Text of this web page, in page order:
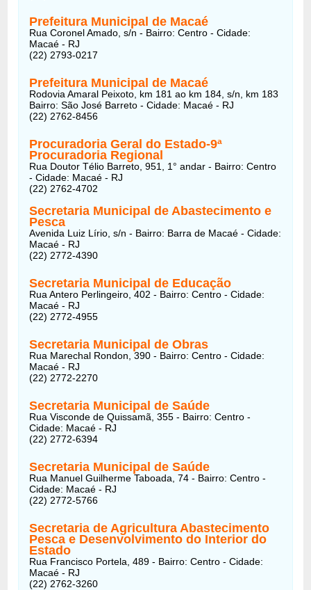
Prefeitura Municipal de Macaé
Rua Coronel Amado, s/n - Bairro: Centro - Cidade:
Macaé - RJ
(22) 2793-0217
Prefeitura Municipal de Macaé
Rodovia Amaral Peixoto, km 181 ao km 184, s/n, km 183
Bairro: São José Barreto - Cidade: Macaé - RJ
(22) 2762-8456
Procuradoria Geral do Estado-9ª
Procuradoria Regional
Rua Doutor Télio Barreto, 951, 1° andar - Bairro: Centro
- Cidade: Macaé - RJ
(22) 2762-4702
Secretaria Municipal de Abastecimento e
Pesca
Avenida Luiz Lírio, s/n - Bairro: Barra de Macaé - Cidade:
Macaé - RJ
(22) 2772-4390
Secretaria Municipal de Educação
Rua Antero Perlingeiro, 402 - Bairro: Centro - Cidade:
Macaé - RJ
(22) 2772-4955
Secretaria Municipal de Obras
Rua Marechal Rondon, 390 - Bairro: Centro - Cidade:
Macaé - RJ
(22) 2772-2270
Secretaria Municipal de Saúde
Rua Visconde de Quissamã, 355 - Bairro: Centro -
Cidade: Macaé - RJ
(22) 2772-6394
Secretaria Municipal de Saúde
Rua Manuel Guilherme Taboada, 74 - Bairro: Centro -
Cidade: Macaé - RJ
(22) 2772-5766
Secretaria de Agricultura Abastecimento
Pesca e Desenvolvimento do Interior do
Estado
Rua Francisco Portela, 489 - Bairro: Centro - Cidade:
Macaé - RJ
(22) 2762-3260